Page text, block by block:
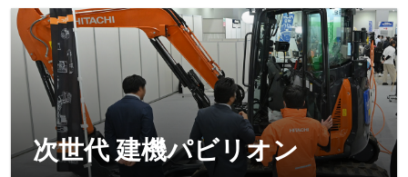
次世代 建機パビリオン